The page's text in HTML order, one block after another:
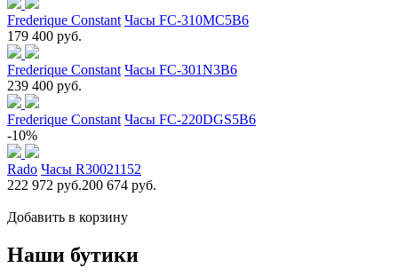
Frederique Constant Часы FC-310MC5B6
179 400 руб.
Frederique Constant Часы FC-301N3B6
239 400 руб.
Frederique Constant Часы FC-220DGS5B6
-10%
Rado Часы R30021152
222 972 руб.200 674 руб.
Добавить в корзину
Наши бутики